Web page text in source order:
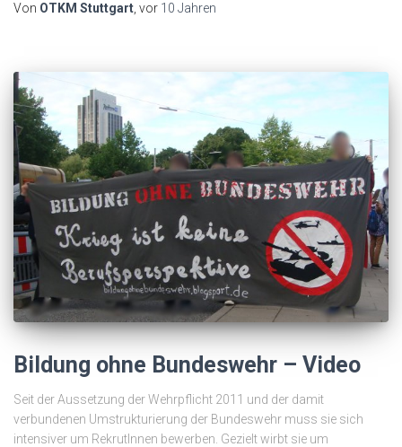
Von OTKM Stuttgart, vor 10 Jahren
Bildung ohne Bundeswehr – Video
Seit der Aussetzung der Wehrpflicht 2011 und der damit
verbundenen Umstrukturierung der Bundeswehr muss sie sich
intensiver um RekrutInnen bewerben. Gezielt wirbt sie um